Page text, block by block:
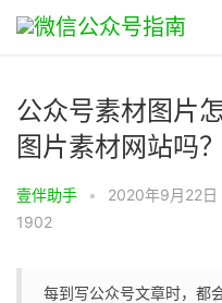
公众号素材图片
图片素材网站吗？
壹伴助手 • 2020年9月22
1902
每到写公众号文章时，都